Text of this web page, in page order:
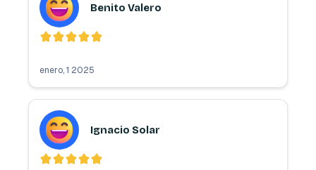
Benito Valero
enero, 1 2025
Ignacio Solar